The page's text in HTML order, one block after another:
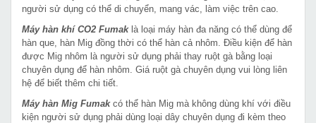
người sử dụng có thể di chuyển, mang vác, làm việc trên cao.
Máy hàn khí CO2 Fumaklà loại máy hàn đa năng có thể dùng để
hàn que, hàn Mig đồng thời có thể hàn cả nhôm. Điều kiện để hàn
được Mig nhôm là người sử dụng phải thay ruột gà bằng loại
chuyên dụng để hàn nhôm. Giá ruột gà chuyên dụng vui lòng liên
hệ để biết thêm chi tiết.
Máy hàn Mig Fumakcó thể hàn Mig mà không dùng khí với điều
kiện người sử dụng phải dùng loại dây chuyên dụng đi kèm theo